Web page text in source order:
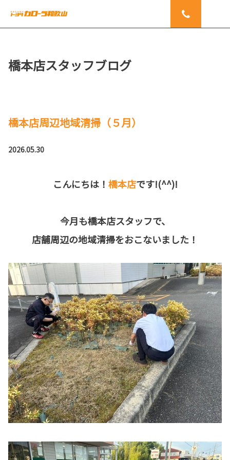
橋本店スタッフブログ
橋本店周辺地域清掃（５月）
2026.05.30
こんにちは！ 橋本店です!(^^)!
今月も橋本店スタッフで、
店舗周辺の地域清掃をおこないました！